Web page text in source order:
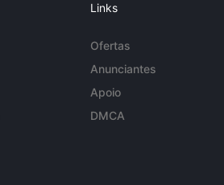
Links
Ofertas
Anunciantes
Apoio
DMCA